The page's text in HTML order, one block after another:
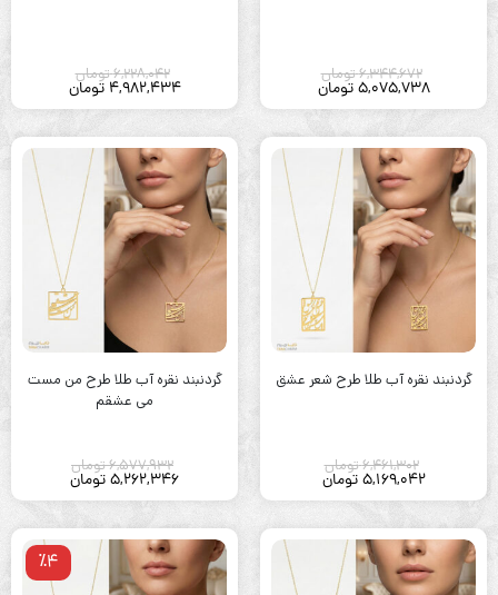
6,344,672تومان
5,075,738 تومان
6,228,042تومان
4,982,434 تومان
گردنبند نقره آب طلا طرح شعر عشق
6,461,302تومان
5,169,042 تومان
گردنبند نقره آب طلا طرح من مست
می عشقم
6,577,932تومان
5,262,346تومان
٪4